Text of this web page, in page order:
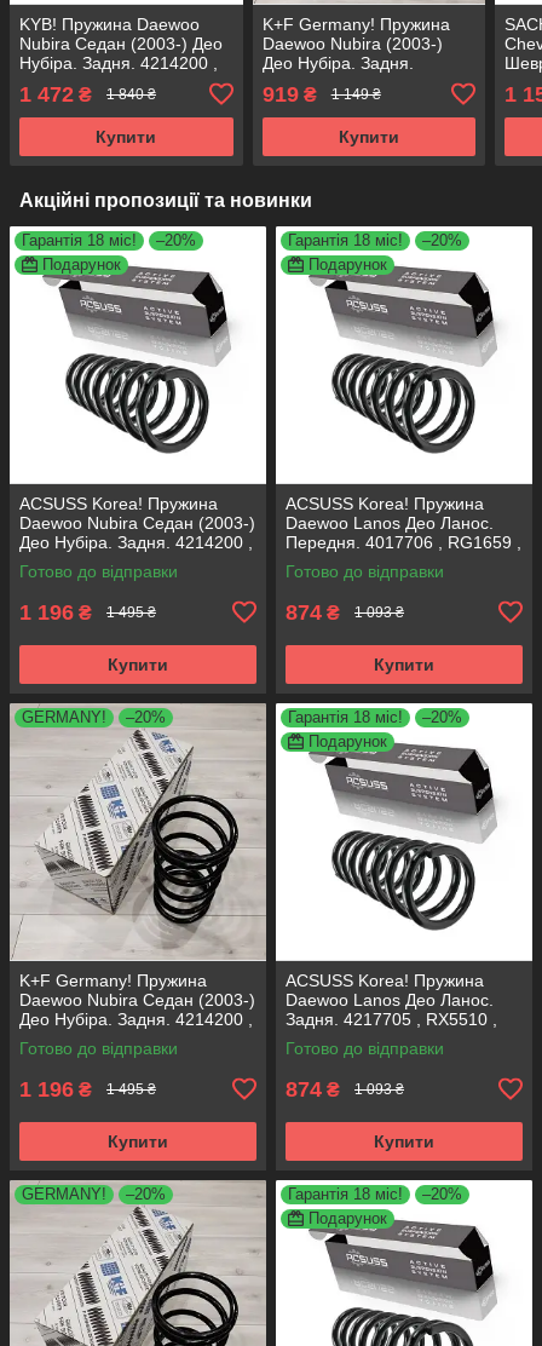
KYB! Пружина Daewoo
Nubira Седан (2003-) Део
Нубіра. Задня. 4214200 ,
RC6696 , 996762. Каяба
1 472 ₴ 1 840 ₴
Купити
K+F Germany! Пружина
Daewoo Nubira (2003-)
Део Нубіра. Задня.
996992. К+Ф Німеччина
919₴ 1 149 ₴
Купити
1
Акційні пропозиції та новинки
Гарантія 18 міс!
–20%
Подарунок
ACSUSS Korea! Пружина
Daewoo Nubira Седан (2003-)
Део Нубіра. Задня. 4214200 ,
RC6696 , 996762. Аксусс
Корея
Готово до відправки
1 196 ₴ 1 495 ₴
Купити
Гарантія 18 міс!
–20%
Подарунок
ACSUSS Korea! Пружина
Daewoo Lanos Део Ланос.
Передня. 4017706 , RG1659 ,
998829. Аксусс Корея
Готово до відправки
874 ₴ 1 093 ₴
Купити
GERMANY! –20%
K+F Germany! Пружина
Daewoo Nubira Седан (2003-)
Део Нубіра. Задня. 4214200 ,
RC6696 , 996762. К+Ф
Німеччина
Готово до відправки
1 196 ₴ 1 495 ₴
Купити
Гарантія 18 міс!
–20%
Подарунок
ACSUSS Korea! Пружина
Daewoo Lanos Део Ланос.
Задня. 4217705 , RX5510 ,
994185. Аксусс Корея
Готово до відправки
874 ₴ 1 093 ₴
Купити
GERMANY! –20% Гарантія 18 міс!
–20%
Подарунок